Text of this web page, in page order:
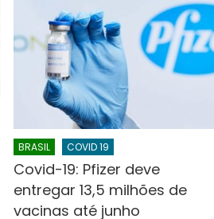
BRASIL COVID 19
Covid-19: Pfizer deve
entregar 13,5 milhões de
vacinas até junho